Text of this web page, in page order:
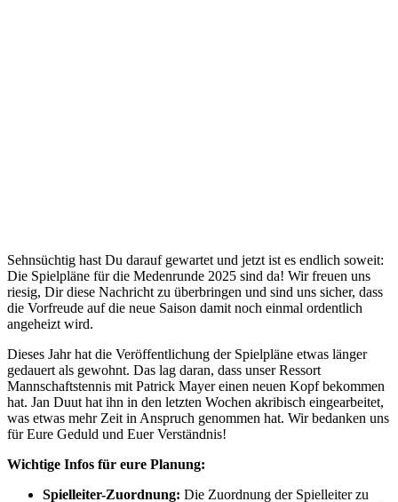
Sehnsüchtig hast Du darauf gewartet und jetzt ist es endlich soweit:
Die Spielpläne für die Medenrunde 2025 sind da! Wir freuen uns
riesig, Dir diese Nachricht zu überbringen und sind uns sicher, dass
die Vorfreude auf die neue Saison damit noch einmal ordentlich
angeheizt wird.
Dieses Jahr hat die Veröffentlichung der Spielpläne etwas länger
gedauert als gewohnt. Das lag daran, dass unser Ressort
Mannschaftstennis mit Patrick Mayer einen neuen Kopf bekommen
hat. Jan Duut hat ihn in den letzten Wochen akribisch eingearbeitet,
was etwas mehr Zeit in Anspruch genommen hat. Wir bedanken uns
für Eure Geduld und Euer Verständnis!
Wichtige Infos für eure Planung:
Spielleiter-Zuordnung: Die Zuordnung der Spielleiter zu